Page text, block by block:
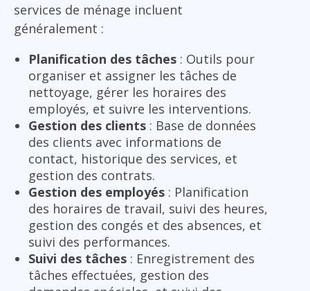
services de ménage incluent
généralement :
Planification des tâches : Outils pour
organiser et assigner les tâches de
nettoyage, gérer les horaires des
employés, et suivre les interventions.
Gestion des clients : Base de données
des clients avec informations de
contact, historique des services, et
gestion des contrats.
Gestion des employés : Planification
des horaires de travail, suivi des heures,
gestion des congés et des absences, et
suivi des performances.
Suivi des tâches : Enregistrement des
tâches effectuées, gestion des